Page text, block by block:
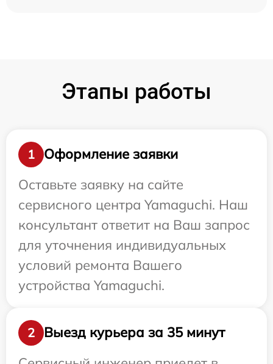
Этапы работы
1
Оформление заявки
Оставьте заявку на сайте
сервисного центра Yamaguchi. Наш
консультант ответит на Ваш запрос
для уточнения индивидуальных
условий ремонта Вашего
устройства Yamaguchi.
2
Выезд курьера за 35 минут